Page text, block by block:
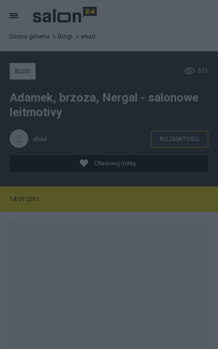
Strona główna Blogi ehad
521
BLOG
Adamek, brzoza, Nergal - salonowe
leitmotivy
ehad ROZMAITOŚCI
Obserwuj notkę
14.09.2011